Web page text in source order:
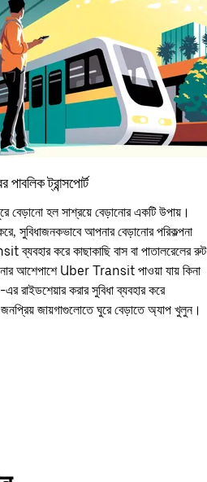
ট্রান্সপোর্ট
বেড়ানো হল সাশ্রয়ে বেড়ানোর একটি উপায়।
সুবিধাজনকভাবে আপনার বেড়ানোর পরিকল্পনা
করে কাছাকাছি বাস বা পাতালরেলের রুট
আশেপাশে Uber Transit পাওয়া যায় কিনা
রাইডশেয়ার করার সুবিধা ব্যবহার করে
জায়গাগুলোতে ঘুরে বেড়াতে অ্যাপ খুলুন।